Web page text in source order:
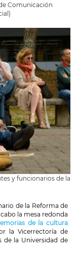
Comunicación
y funcionarios de la
de la Reforma de
la mesa redonda
de la cultura
la Vicerrectoría de
de la Universidad de